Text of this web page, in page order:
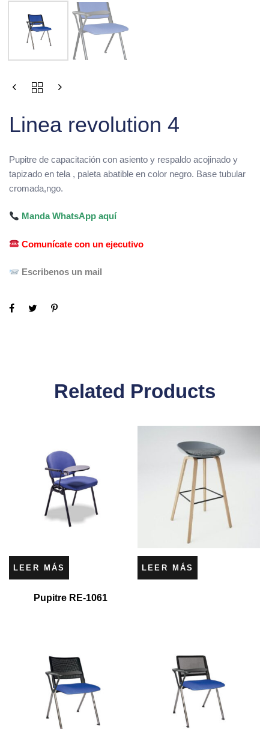
Linea revolution 4
Pupitre de capacitación con asiento y respaldo acojinado y
tapizado en tela , paleta abatible en color negro. Base tubular
cromada,ngo.
Manda WhatsApp aquí
Comunícate con un ejecutivo
Escribenos un mail
Related Products
LEER MÁS
Pupitre RE-1061
LEER MÁS